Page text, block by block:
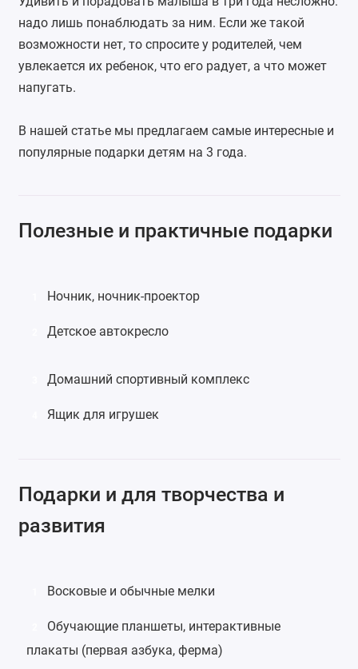
надо лишь понаблюдать за ним. Если же такой
возможности нет, то спросите у родителей, чем
увлекается их ребенок, что его радует, а что может
напугать.
В нашей статье мы предлагаем самые интересные и
популярные подарки детям на 3 года.
Полезные и практичные подарки
Ночник, ночник-проектор
Детское автокресло
Домашний спортивный комплекс
Ящик для игрушек
Подарки и для творчества и
развития
Восковые и обычные мелки
Обучающие планшеты, интерактивные
плакаты (первая азбука, ферма)